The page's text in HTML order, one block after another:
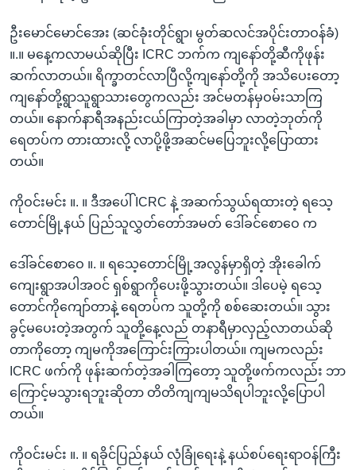
ဦးမောင်မောင်အေး (ဆင်ခုံးတိုင်ရွာ၊ မွတ်ဆလင်အပိုင်းတာဝန်ခံ)
။.။ မနေ့ကလာမယ်ဆိုပြီး ICRC ဘက်က ကျနော်တို့ဆီကိုဖုန်း
ဆက်လာတယ်။ ရိက္ခာတင်လာပြီလို့ကျနော်တို့ကို အသိပေးတော့
ကျနော်တို့ရွာသူရွာသားတွေကလည်း အင်မတန်မှဝမ်းသာကြ
တယ်။ နောက်နာရီအနည်းငယ်ကြာတဲ့အခါမှာ လာတဲ့ဘုတ်ကို
ရေတပ်က တားထားလို့ လာပို့ဖို့အဆင်မပြေဘူးလို့ပြောထား
တယ်။
ကိုဝင်းမင်း ။. ။ ဒီအပေါ် ICRC နဲ့ အဆက်သွယ်ရထားတဲ့ ရသေ့
တောင်မြို့နယ် ပြည်သူလွှတ်တော်အမတ် ဒေါ်ခင်စောဝေ က
ဒေါ်ခင်စောဝေ ။. ။ ရသေ့တောင်မြို့အလွန်မှာရှိတဲ့ အိုးခေါက်
ကျေးရွာအပါအဝင် ရှစ်ရွာကိုပေးဖို့သွားတယ်။ ဒါပေမဲ့ ရသေ့
တောင်ကိုကျော်တာနဲ့ ရေတပ်က သူတို့ကို စစ်ဆေးတယ်။ သွား
ခွင့်မပေးတဲ့အတွက် သူတို့နေ့လည် တနာရီမှာလှည့်လာတယ်ဆို
တာကိုတော့ ကျမကိုအကြောင်းကြားပါတယ်။ ကျမကလည်း
ICRC ဖက်ကို ဖုန်းဆက်တဲ့အခါကြတော့ သူတို့ဖက်ကလည်း ဘာ
ကြောင့်မသွားရဘူးဆိုတာ တိတိကျကျမသိရပါဘူးလို့ပြောပါ
တယ်။
ကိုဝင်းမင်း ။. ။ ရခိုင်ပြည်နယ် လုံခြုံရေးနဲ့ နယ်စပ်ရေးရာဝန်ကြီး